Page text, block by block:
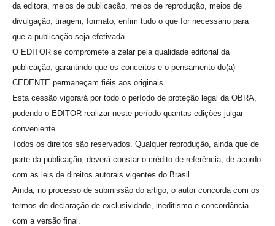
da editora, meios de publicação, meios de reprodução, meios de
divulgação, tiragem, formato, enfim tudo o que for necessário para
que a publicação seja efetivada.
O EDITOR se compromete a zelar pela qualidade editorial da
publicação, garantindo que os conceitos e o pensamento do(a)
CEDENTE permaneçam fiéis aos originais.
Esta cessão vigorará por todo o período de proteção legal da OBRA,
podendo o EDITOR realizar neste período quantas edições julgar
conveniente.
Todos os direitos são reservados. Qualquer reprodução, ainda que de
parte da publicação, deverá constar o crédito de referência, de acordo
com as leis de direitos autorais vigentes do Brasil.
Ainda, no processo de submissão do artigo, o autor concorda com os
termos de declaração de exclusividade, ineditismo e concordância
com a versão final.